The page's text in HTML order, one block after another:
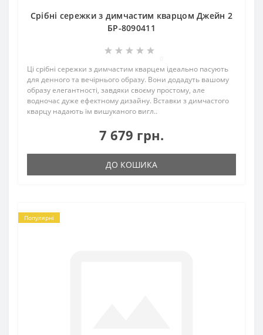
Срібні сережки з димчастим кварцом Джейн 2
БР-8090411
Ці срібні сережки з димчастим кварцем ідеально пасують
для денного та вечірнього образу. Вони додадуть вашому
образу елегантності, завдяки своєму простому, але
водночас дуже ефектному дизайну. Вставки з димчастого
кварцу надають їм вишуканого вигл..
7 679 грн.
ДО КОШИКА
Популярні